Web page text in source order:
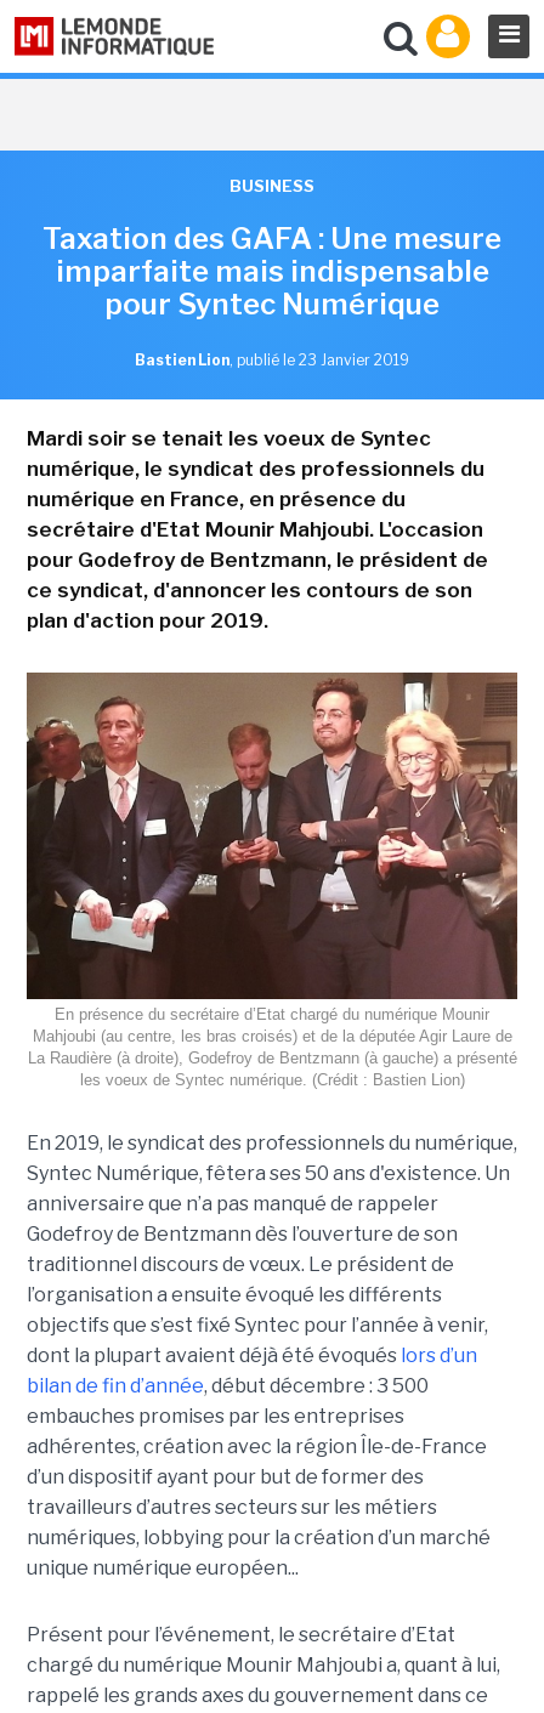
BUSINESS
Taxation des GAFA : Une mesure
imparfaite mais indispensable
pour Syntec Numérique
Bastien Lion, publié le 23 Janvier 2019
Mardi soir se tenait les voeux de Syntec
numérique, le syndicat des professionnels du
numérique en France, en présence du
secrétaire d'Etat Mounir Mahjoubi. L'occasion
pour Godefroy de Bentzmann, le président de
ce syndicat, d'annoncer les contours de son
plan d'action pour 2019.
En présence du secrétaire d’Etat chargé du numérique Mounir
Mahjoubi (au centre, les bras croisés) et de la députée Agir Laure de
La Raudière (à droite), Godefroy de Bentzmann (à gauche) a présenté
les voeux de Syntec numérique. (Crédit : Bastien Lion)
En 2019, le syndicat des professionnels du numérique,
Syntec Numérique, fêtera ses 50 ans d'existence. Un
anniversaire que n’a pas manqué de rappeler
Godefroy de Bentzmann dès l’ouverture de son
traditionnel discours de vœux. Le président de
l’organisation a ensuite évoqué les différents
objectifs que s’est fixé Syntec pour l’année à venir,
dont la plupart avaient déjà été évoqués lors d’un
bilan de fin d’année, début décembre : 3 500
embauches promises par les entreprises
adhérentes, création avec la région Île-de-France
d’un dispositif ayant pour but de former des
travailleurs d’autres secteurs sur les métiers
numériques, lobbying pour la création d’un marché
unique numérique européen...
Présent pour l’événement, le secrétaire d’Etat
chargé du numérique Mounir Mahjoubi a, quant à lui,
rappelé les grands axes du gouvernement dans ce